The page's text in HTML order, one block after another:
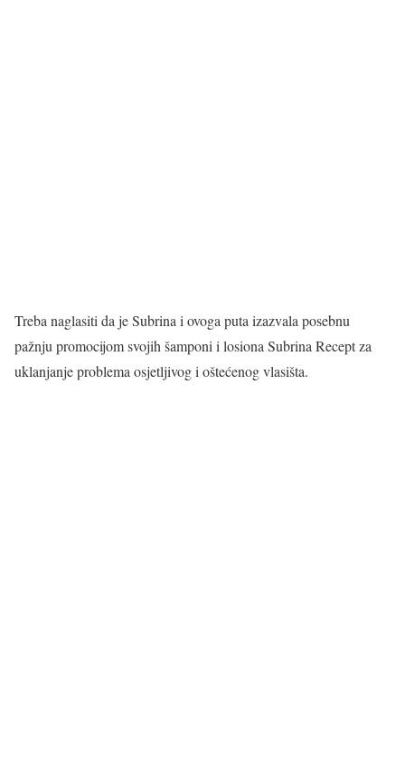
Treba naglasiti da je Subrina i ovoga puta izazvala posebnu
pažnju promocijom svojih šamponi i losiona Subrina Recept za
uklanjanje problema osjetljivog i oštećenog vlasišta.